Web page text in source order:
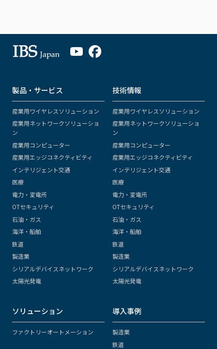
製品・サービス
産業用ワイヤレスソリューション
産業用ネットワークソリューショ
ン
産業用コンピューター
産業用エッジコネクティビティ
インテリジェント交通
医療
電力・変電所
OTセキュリティ
石油・ガス
海洋・船舶
鉄道
製造業
シリアルデバイスネットワーク
太陽光発電
技術情報
産業用ワイヤレスソリューション
産業用ネットワークソリューショ
ン
産業用コンピューター
産業用エッジコネクティビティ
インテリジェント交通
医療
電力・変電所
OTセキュリティ
石油・ガス
海洋・船舶
鉄道
製造業
シリアルデバイスネットワーク
太陽光発電
ソリューション
ファクトリーオートメーション
導入事例
製造業
鉄道